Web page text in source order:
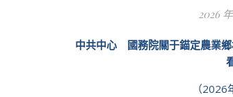
2026
中共中心 國務院關于錨定農業
（2026